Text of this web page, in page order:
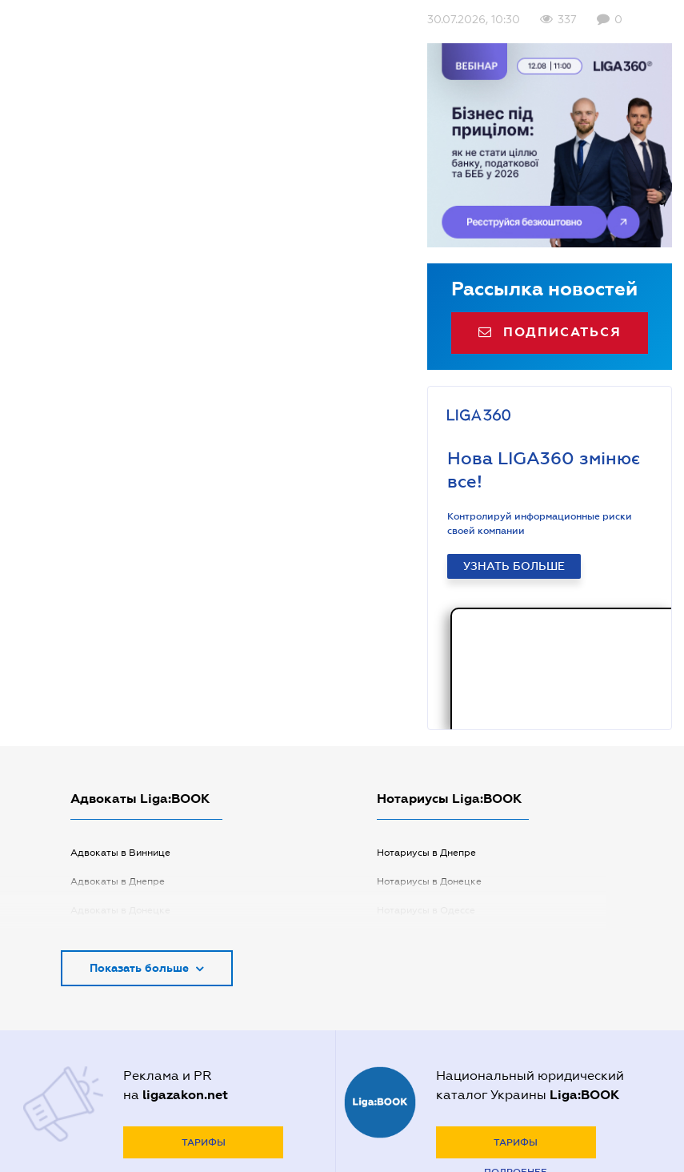
30.07.2026, 10:30 337 0
Рассылка новостей
ПОДПИСАТЬСЯ
Нова LIGA360 змінює
все!
Контролируй информационные риски
своей компании
УЗНАТЬ БОЛЬШЕ
Адвокаты Liga:BOOK
Адвокаты в Виннице
Адвокаты в Днепре
Адвокаты в Киеве
Адвокаты в Полтаве
Адвокаты в Харькове
Нотариусы Liga:BOOK
Нотариусы в Днепре
Нотариусы в Донецке
Показать больше
Реклама и PR
на ligazakon.net
ТАРИФЫ
Национальный юридический
каталог Украины Liga:BOOK
ТАРИФЫ